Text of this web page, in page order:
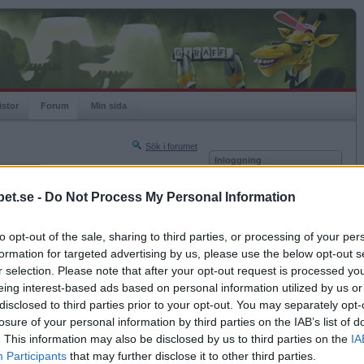
- Do Not Process My Personal Information
opt-out of the sale, sharing to third parties, or processing of your
for targeted advertising by us, please use the below opt-out
selection. Please note that after your opt-out request is processed
interest-based ads based on personal information utilized by us
to third parties prior to your opt-out. You may separately
of your personal information by third parties on the IAB’s list of
This information may also be disclosed by us to third parties on the
Participants that may further disclose it to other third parties.
Forum Min sida
Sök i forumet
Nästa sida »
2016-04-21 18:59
Inloggning
Kom ihåg mig
Glömt ditt lösenord?
Få ny aktiveringslänk
Betapet är gratis!